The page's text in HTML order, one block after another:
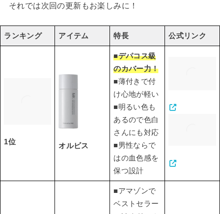
それでは次回の更新もお楽しみに！
ランキング アイテム 特長 公式リンク
1位 オルビス
■デパコス級
のカバー力！
■薄付きで付
け心地が軽い
■明るい色も
あるので色白
さんにも対応
■男性ならで
はの血色感を
保つ設計
■アマゾンで
ベストセラー